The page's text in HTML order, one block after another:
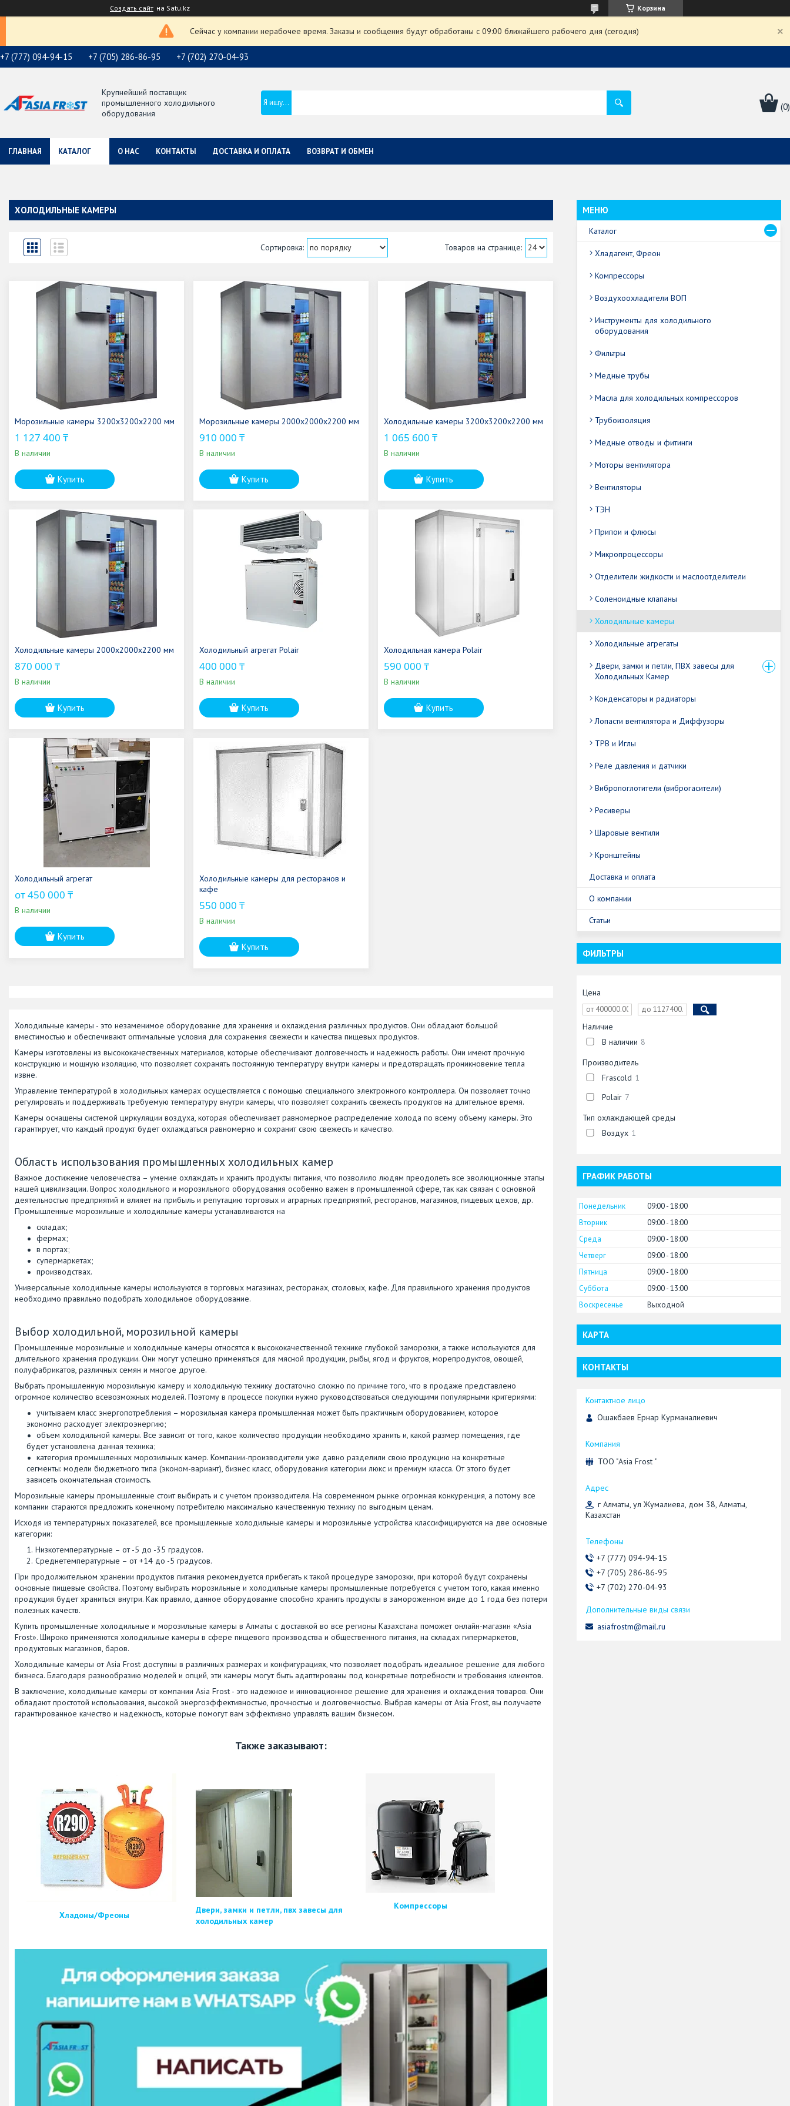
Создать сайт на Satu.kz Корзина
Сейчас у компании нерабочее время. Заказы и сообщения будут обработаны с 09:00 ближайшего рабочего дня (сегодня)
+7 (777) 094-94-15 +7 (705) 286-86-95 +7 (702) 270-04-93
Крупнейший поставщик
промышленного холодильного
оборудования
ГЛАВНАЯ КАТАЛОГ О НАС КОНТАКТЫ ДОСТАВКА И ОПЛАТА ВОЗВРАТ И ОБМЕН
ХОЛОДИЛЬНЫЕ КАМЕРЫ
Морозильные камеры 3200х3200х2200 мм
1 127 400 ₸
В наличии
Купить
Морозильные камеры 2000х2000х2200 мм
910 000 ₸
В наличии
Купить
Холодильные камеры 3200х3200х2200 мм
1 065 600 ₸
В наличии
Купить
Холодильные камеры 2000х2000х2200 мм
870 000 ₸
В наличии
Купить
Холодильный агрегат Polair
400 000 ₸
В наличии
Купить
Холодильная камера Polair
590 000 ₸
В наличии
Купить
Холодильный агрегат
от 450 000 ₸
В наличии
Купить
Холодильные камеры для ресторанов и
кафе
550 000 ₸
В наличии
Купить
Холодильные камеры - это незаменимое оборудование для хранения и охлаждения различных продуктов. Они обладают большой
вместимостью и обеспечивают оптимальные условия для сохранения свежести и качества пищевых продуктов.
Камеры изготовлены из высококачественных материалов, которые обеспечивают долговечность и надежность работы. Они имеют прочную
конструкцию и мощную изоляцию, что позволяет сохранять постоянную температуру внутри камеры и предотвращать проникновение тепла
извне.
Управление температурой в холодильных камерах осуществляется с помощью специального электронного контроллера. Он позволяет точно
регулировать и поддерживать требуемую температуру внутри камеры, что позволяет сохранить свежесть продуктов на длительное время.
Камеры оснащены системой циркуляции воздуха, которая обеспечивает равномерное распределение холода по всему объему камеры. Это
гарантирует, что каждый продукт будет охлаждаться равномерно и сохранит свою свежесть и качество.
Область использования промышленных холодильных камер
Важное достижение человечества – умение охлаждать и хранить продукты питания, что позволило людям преодолеть все эволюционные этапы
нашей цивилизации. Вопрос холодильного и морозильного оборудования особенно важен в промышленной сфере, так как связан с основной
деятельностью предприятий и влияет на прибыль и репутацию торговых и аграрных предприятий, ресторанов, магазинов, пищевых цехов, др.
Промышленные морозильные и холодильные камеры устанавливаются на
складах;
фермах;
в портах;
супермаркетах;
производствах.
Универсальные холодильные камеры используются в торговых магазинах, ресторанах, столовых, кафе. Для правильного хранения продуктов
необходимо правильно подобрать холодильное оборудование.
Выбор холодильной, морозильной камеры
Промышленные морозильные и холодильные камеры относятся к высококачественной технике глубокой заморозки, а также используются для
длительного хранения продукции. Они могут успешно применяться для мясной продукции, рыбы, ягод и фруктов, морепродуктов, овощей,
полуфабрикатов, различных семян и многое другое.
Выбрать промышленную морозильную камеру и холодильную технику достаточно сложно по причине того, что в продаже представлено
огромное количество всевозможных моделей. Поэтому в процессе покупки нужно руководствоваться следующими популярными критериями:
учитываем класс энергопотребления – морозильная камера промышленная может быть практичным оборудованием, которое
экономно расходует электроэнергию;
объем холодильной камеры. Все зависит от того, какое количество продукции необходимо хранить и, какой размер помещения, где
будет установлена данная техника;
категория промышленных морозильных камер. Компании-производители уже давно разделили свою продукцию на конкретные
сегменты: модели бюджетного типа (эконом-вариант), бизнес класс, оборудования категории люкс и премиум класса. От этого будет
зависеть окончательная стоимость.
Морозильные камеры промышленные стоит выбирать и с учетом производителя. На современном рынке огромная конкуренция, а потому все
компании стараются предложить конечному потребителю максимально качественную технику по выгодным ценам.
Исходя из температурных показателей, все промышленные холодильные камеры и морозильные устройства классифицируются на две основные
категории:
Низкотемпературные – от -5 до -35 градусов.
Среднетемпературные – от +14 до -5 градусов.
При продолжительном хранении продуктов питания рекомендуется прибегать к такой процедуре заморозки, при которой будут сохранены
основные пищевые свойства. Поэтому выбирать морозильные и холодильные камеры промышленные потребуется с учетом того, какая именно
продукция будет храниться внутри. Как правило, данное оборудование способно хранить продукты в замороженном виде до 1 года без потери
полезных качеств.
Купить промышленные холодильные и морозильные камеры в Алматы с доставкой во все регионы Казахстана поможет онлайн-магазин «Asia
Frost». Широко применяются холодильные камеры в сфере пищевого производства и общественного питания, на складах гипермаркетов,
продуктовых магазинов, баров.
Холодильные камеры от Asia Frost доступны в различных размерах и конфигурациях, что позволяет подобрать идеальное решение для любого
бизнеса. Благодаря разнообразию моделей и опций, эти камеры могут быть адаптированы под конкретные потребности и требования клиентов.
В заключение, холодильные камеры от компании Asia Frost - это надежное и инновационное решение для хранения и охлаждения товаров. Они
обладают простотой использования, высокой энергоэффективностью, прочностью и долговечностью. Выбрав камеры от Asia Frost, вы получаете
гарантированное качество и надежность, которые помогут вам эффективно управлять вашим бизнесом.
Также заказывают:
Хладоны/Фреоны
Двери, замки и петли, пвх завесы для
холодильных камер
Компрессоры
Каталог
Хладагент, Фреон
Компрессоры
Воздухоохладители ВОП
Инструменты для холодильного
оборудования
Фильтры
Медные трубы
Масла для холодильных компрессоров
Трубоизоляция
Медные отводы и фитинги
Моторы вентилятора
Вентиляторы
ТЭН
Припои и флюсы
Микропроцессоры
Отделители жидкости и маслоотделители
Соленоидные клапаны
Холодильные камеры
Холодильные агрегаты
Двери, замки и петли, ПВХ завесы для
Холодильных Камер
Конденсаторы и радиаторы
Лопасти вентилятора и Диффузоры
ТРВ и Иглы
Реле давления и датчики
Вибропоглотители (виброгасители)
Ресиверы
Шаровые вентили
Кронштейны
Доставка и оплата
О компании
Статьи
ФИЛЬТРЫ
Цена
Наличие
В наличии 8
Производитель
Frascold 1
Polair 7
Тип охлаждающей среды
Воздух 1
ГРАФИК РАБОТЫ
Понедельник 09:00 18:00
Вторник
09:00 18:00
Среда
09:00 18:00
Четверг
09:00 18:00
Пятница
09:00 18:00
Суббота
09:00 13:00
Воскресенье
Выходной
КАРТА
КОНТАКТЫ
Ошакбаев Ернар Курманалиевич
ТОО "Asia Frost "
г Алматы, ул Жумалиева, дом 38, Алматы,
Казахстан
+7 (777) 094-94-15
+7 (705) 286-86-95
+7 (702) 270-04-93
asiafrostm@mail.ru